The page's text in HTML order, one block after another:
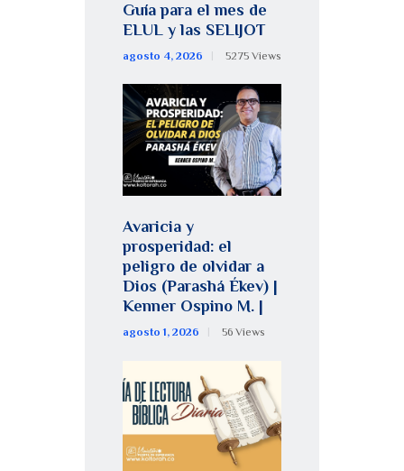
Guía para el mes de
ELUL y las SELIJOT
agosto 4, 2026 5275 Views
Avaricia y
prosperidad: el
peligro de olvidar a
Dios (Parashá Ékev) |
Kenner Ospino M. |
agosto 1, 2026 56 Views